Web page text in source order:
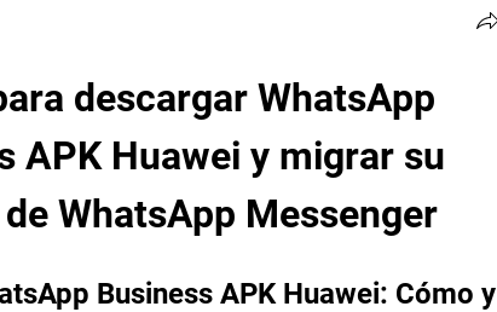
descargar WhatsApp
APK Huawei y migrar su
WhatsApp Messenger
Business APK Huawei: Cómo y